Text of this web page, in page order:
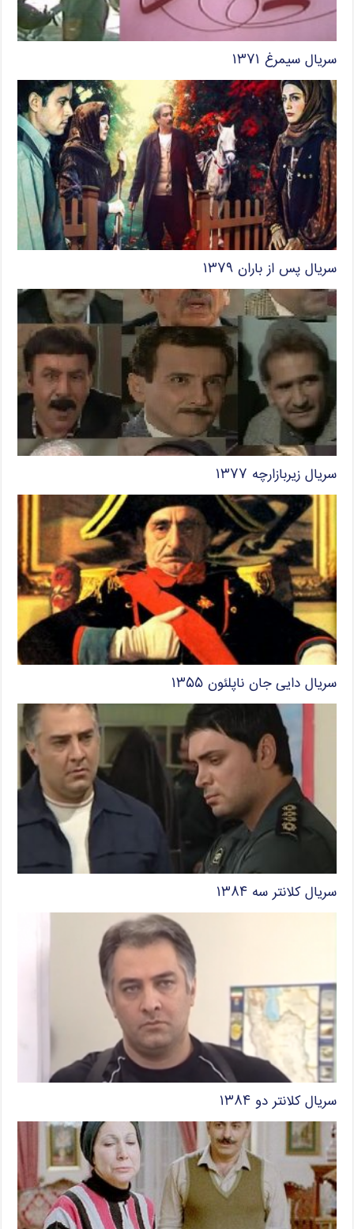
سریال سیمرغ ۱۳۷۱
سریال پس از باران ۱۳۷۹
سریال زیربازارچه ۱۳۷۷
سریال دایی جان ناپلئون ۱۳۵۵
سریال کلانتر سه ۱۳۸۴
سریال کلانتر دو ۱۳۸۴